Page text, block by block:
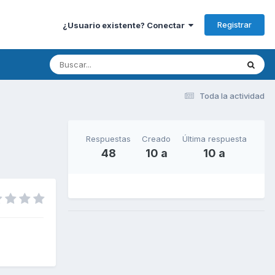
¿Usuario existente? Conectar Registrar
Toda la actividad
Respuestas
48
Creado
10 a
Última respuesta
10 a